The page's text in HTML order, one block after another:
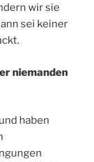
wir sie
sei keiner
niemanden
haben